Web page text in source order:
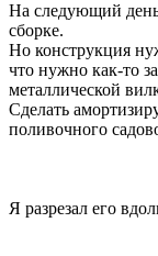
На следующий
сборке.
Но конструкция
что нужно как-то
металлической
Сделать
поливочного
Я разрезал его